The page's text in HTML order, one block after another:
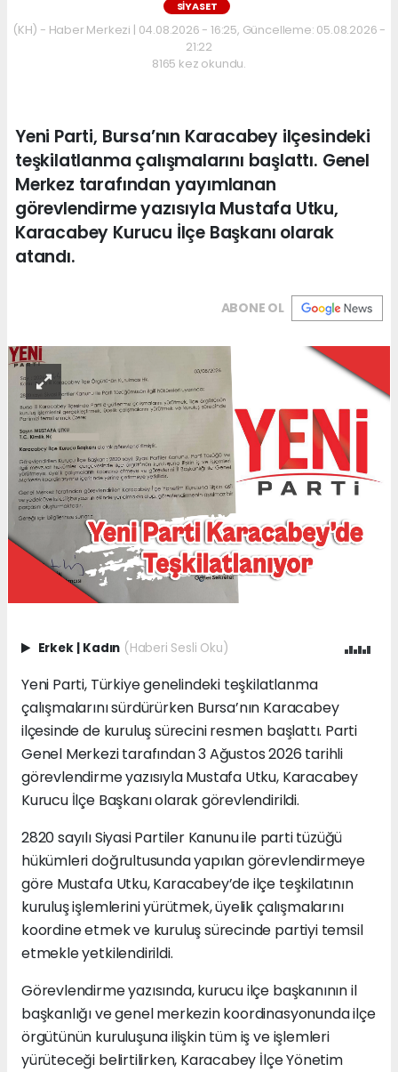
SİYASET
(KH) - Haber Merkezi | 04.08.2026 - 16:25, Güncelleme: 05.08.2026 -
21:22
8165 kez okundu.
Yeni Parti, Bursa’nın Karacabey ilçesindeki
teşkilatlanma çalışmalarını başlattı. Genel
Merkez tarafından yayımlanan
görevlendirme yazısıyla Mustafa Utku,
Karacabey Kurucu İlçe Başkanı olarak
atandı.
ABONE OL
Erkek Kadın (Haberi Sesli Oku)
Yeni Parti, Türkiye genelindeki teşkilatlanma
çalışmalarını sürdürürken Bursa’nın Karacabey
ilçesinde de kuruluş sürecini resmen başlattı. Parti
Genel Merkezi tarafından 3 Ağustos 2026 tarihli
görevlendirme yazısıyla Mustafa Utku, Karacabey
Kurucu İlçe Başkanı olarak görevlendirildi.
2820 sayılı Siyasi Partiler Kanunu ile parti tüzüğü
hükümleri doğrultusunda yapılan görevlendirmeye
göre Mustafa Utku, Karacabey’de ilçe teşkilatının
kuruluş işlemlerini yürütmek, üyelik çalışmalarını
koordine etmek ve kuruluş sürecinde partiyi temsil
etmekle yetkilendirildi.
Görevlendirme yazısında, kurucu ilçe başkanının il
başkanlığı ve genel merkezin koordinasyonunda ilçe
örgütünün kuruluşuna ilişkin tüm iş ve işlemleri
yürüteceği belirtilirken, Karacabey İlçe Yönetim